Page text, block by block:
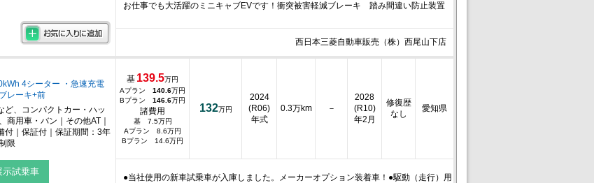
お仕事でも大活躍のミニキャブEVです！衝突被害軽減ブレーキ 踏み間違い防止装置
西日本三菱自動車販売（株）西尾山下店
4シーター ・急速充電
レーキ+前
ど、コンパクトカー・ハッ
商用車・バン｜その他AT｜
付｜保証付｜保証期間：3年
限
示試乗車
基 139.5万円
Aプラン 140.6万円
Bプラン 146.6万円
諸費用
基 7.5万円
Aプラン 8.6万円
Bプラン 14.6万円
132万円
2024
(R06)
年式
0.3万km －
2028
(R10)
年2月
修復歴
なし
愛知県
●当社使用の新車試乗車が入庫しました。メーカーオプション装着車！●駆動（走行）用